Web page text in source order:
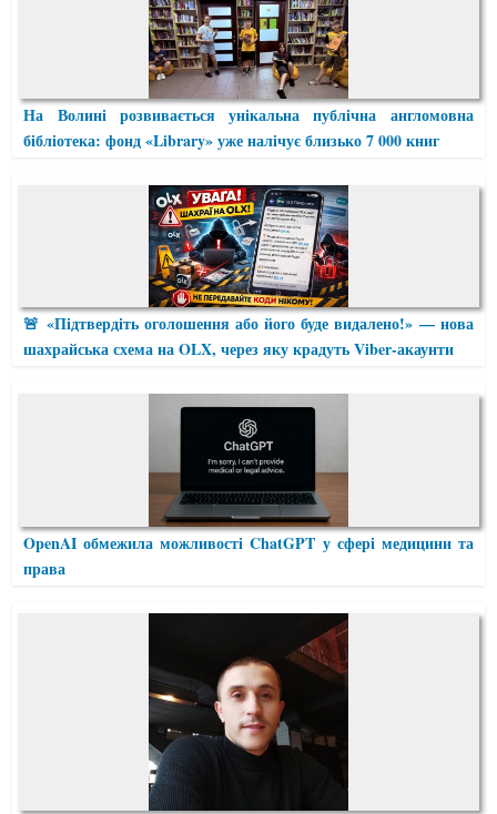
На Волині розвивається унікальна публічна англомовна
бібліотека: фонд «Library» уже налічує близько 7 000 книг
🚨 «Підтвердіть оголошення або його буде видалено!» — нова
шахрайська схема на OLX, через яку крадуть Viber-акаунти
OpenAI обмежила можливості ChatGPT у сфері медицини та
права